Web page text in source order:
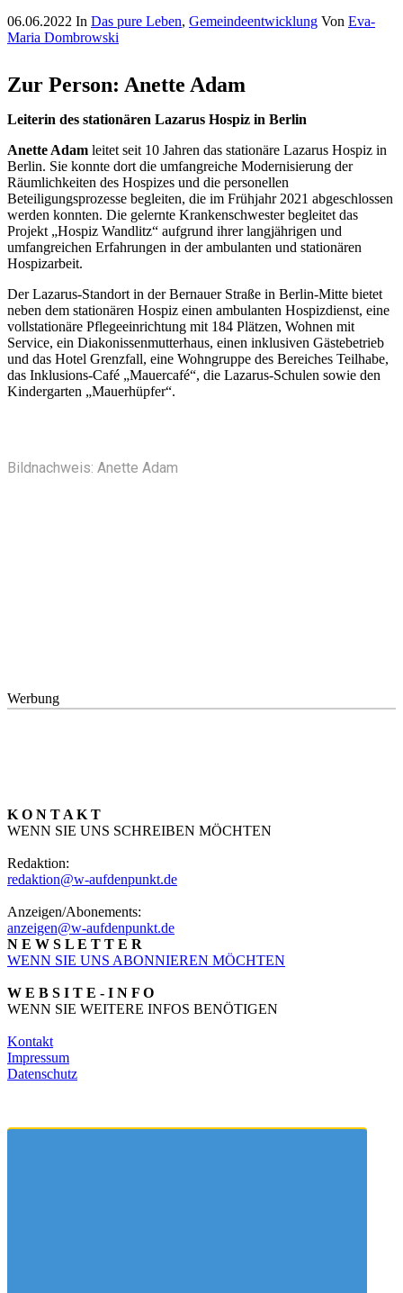
06.06.2022 In Das pure Leben, Gemeindeentwicklung Von Eva-
Maria Dombrowski
Zur Person: Anette Adam
Leiterin des stationären Lazarus Hospiz in Berlin
Anette Adam leitet seit 10 Jahren das stationäre Lazarus Hospiz in
Berlin. Sie konnte dort die umfangreiche Modernisierung der
Räumlichkeiten des Hospizes und die personellen
Beteiligungsprozesse begleiten, die im Frühjahr 2021 abgeschlossen
werden konnten. Die gelernte Krankenschwester begleitet das
Projekt „Hospiz Wandlitz“ aufgrund ihrer langjährigen und
umfangreichen Erfahrungen in der ambulanten und stationären
Hospizarbeit.
Der Lazarus-Standort in der Bernauer Straße in Berlin-Mitte bietet
neben dem stationären Hospiz einen ambulanten Hospizdienst, eine
vollstationäre Pflegeeinrichtung mit 184 Plätzen, Wohnen mit
Service, ein Diakonissenmutterhaus, einen inklusiven Gästebetrieb
und das Hotel Grenzfall, eine Wohngruppe des Bereiches Teilhabe,
das Inklusions-Café „Mauercafé“, die Lazarus-Schulen sowie den
Kindergarten „Mauerhüpfer“.
Bildnachweis: Anette Adam
Werbung
K O N T A K T
WENN SIE UNS SCHREIBEN MÖCHTEN
Redaktion:
redaktion@w-aufdenpunkt.de
Anzeigen/Abonements:
anzeigen@w-aufdenpunkt.de
N E W S L E T T E R
WENN SIE UNS ABONNIEREN MÖCHTEN
W E B S I T E - I N F O
WENN SIE WEITERE INFOS BENÖTIGEN
Kontakt
Impressum
Datenschutz